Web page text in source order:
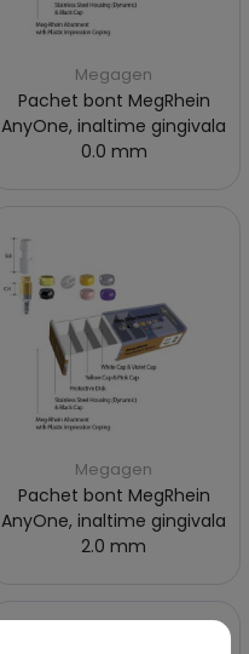
Megagen
Pachet bont MegRhein
AnyOne, inaltime gingivala
0.0 mm
Megagen
Pachet bont MegRhein
AnyOne, inaltime gingivala
2.0 mm